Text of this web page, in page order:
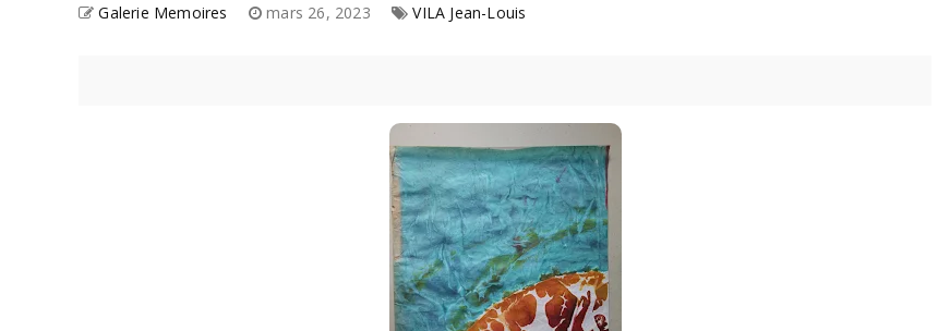
Galerie Memoires mars 26, 2023 VILA Jean-Louis